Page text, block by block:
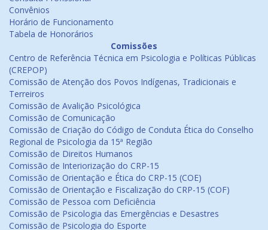
Convênios
Horário de Funcionamento
Tabela de Honorários
Comissões
Centro de Referência Técnica em Psicologia e Políticas Públicas
(CREPOP)
Comissão de Atenção dos Povos Indígenas, Tradicionais e
Terreiros
Comissão de Avalição Psicológica
Comissão de Comunicação
Comissão de Criação do Código de Conduta Ética do Conselho
Regional de Psicologia da 15ª Região
Comissão de Direitos Humanos
Comissão de Interiorização do CRP-15
Comissão de Orientação e Ética do CRP-15 (COE)
Comissão de Orientação e Fiscalização do CRP-15 (COF)
Comissão de Pessoa com Deficiência
Comissão de Psicologia das Emergências e Desastres
Comissão de Psicologia do Esporte